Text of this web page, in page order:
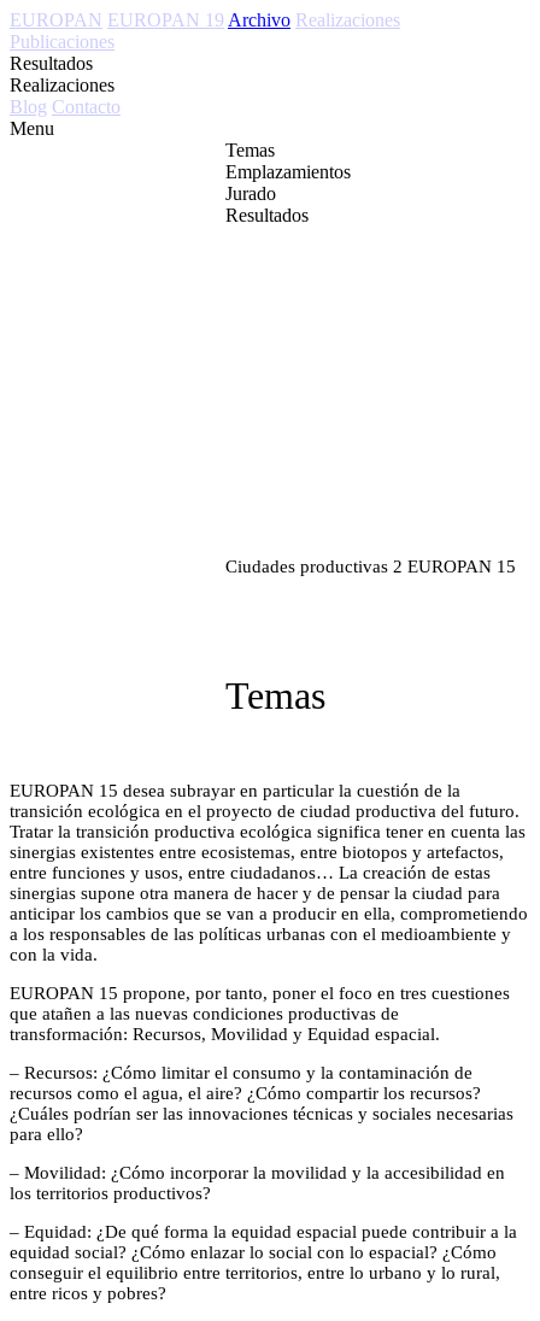
EUROPAN EUROPAN 19 Archivo Realizaciones
Publicaciones
Resultados
Realizaciones
Blog Contacto
Menu
Temas
Emplazamientos
Jurado
Resultados
Ciudades productivas 2 EUROPAN 15
Temas
EUROPAN 15 desea subrayar en particular la cuestión de la
transición ecológica en el proyecto de ciudad productiva del futuro.
Tratar la transición productiva ecológica significa tener en cuenta las
sinergias existentes entre ecosistemas, entre biotopos y artefactos,
entre funciones y usos, entre ciudadanos… La creación de estas
sinergias supone otra manera de hacer y de pensar la ciudad para
anticipar los cambios que se van a producir en ella, comprometiendo
a los responsables de las políticas urbanas con el medioambiente y
con la vida.
EUROPAN 15 propone, por tanto, poner el foco en tres cuestiones
que atañen a las nuevas condiciones productivas de
transformación: Recursos, Movilidad y Equidad espacial.
– Recursos: ¿Cómo limitar el consumo y la contaminación de
recursos como el agua, el aire? ¿Cómo compartir los recursos?
¿Cuáles podrían ser las innovaciones técnicas y sociales necesarias
para ello?
– Movilidad: ¿Cómo incorporar la movilidad y la accesibilidad en
los territorios productivos?
– Equidad: ¿De qué forma la equidad espacial puede contribuir a la
equidad social? ¿Cómo enlazar lo social con lo espacial? ¿Cómo
conseguir el equilibrio entre territorios, entre lo urbano y lo rural,
entre ricos y pobres?